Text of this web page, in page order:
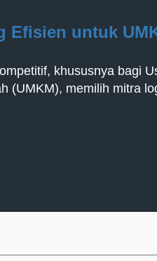
Efisien untuk
khususnya bagi
(UMKM), memilih mitra